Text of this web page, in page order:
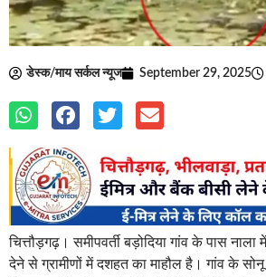
डेस्क/माय सर्कल न्यूज September 29, 2025
चित्तौड़गढ़। समीपवर्ती बड़ोदिया गांव के पास
देने से ग्रामीणों में दशहत का माहौल है। गांव के सोनू